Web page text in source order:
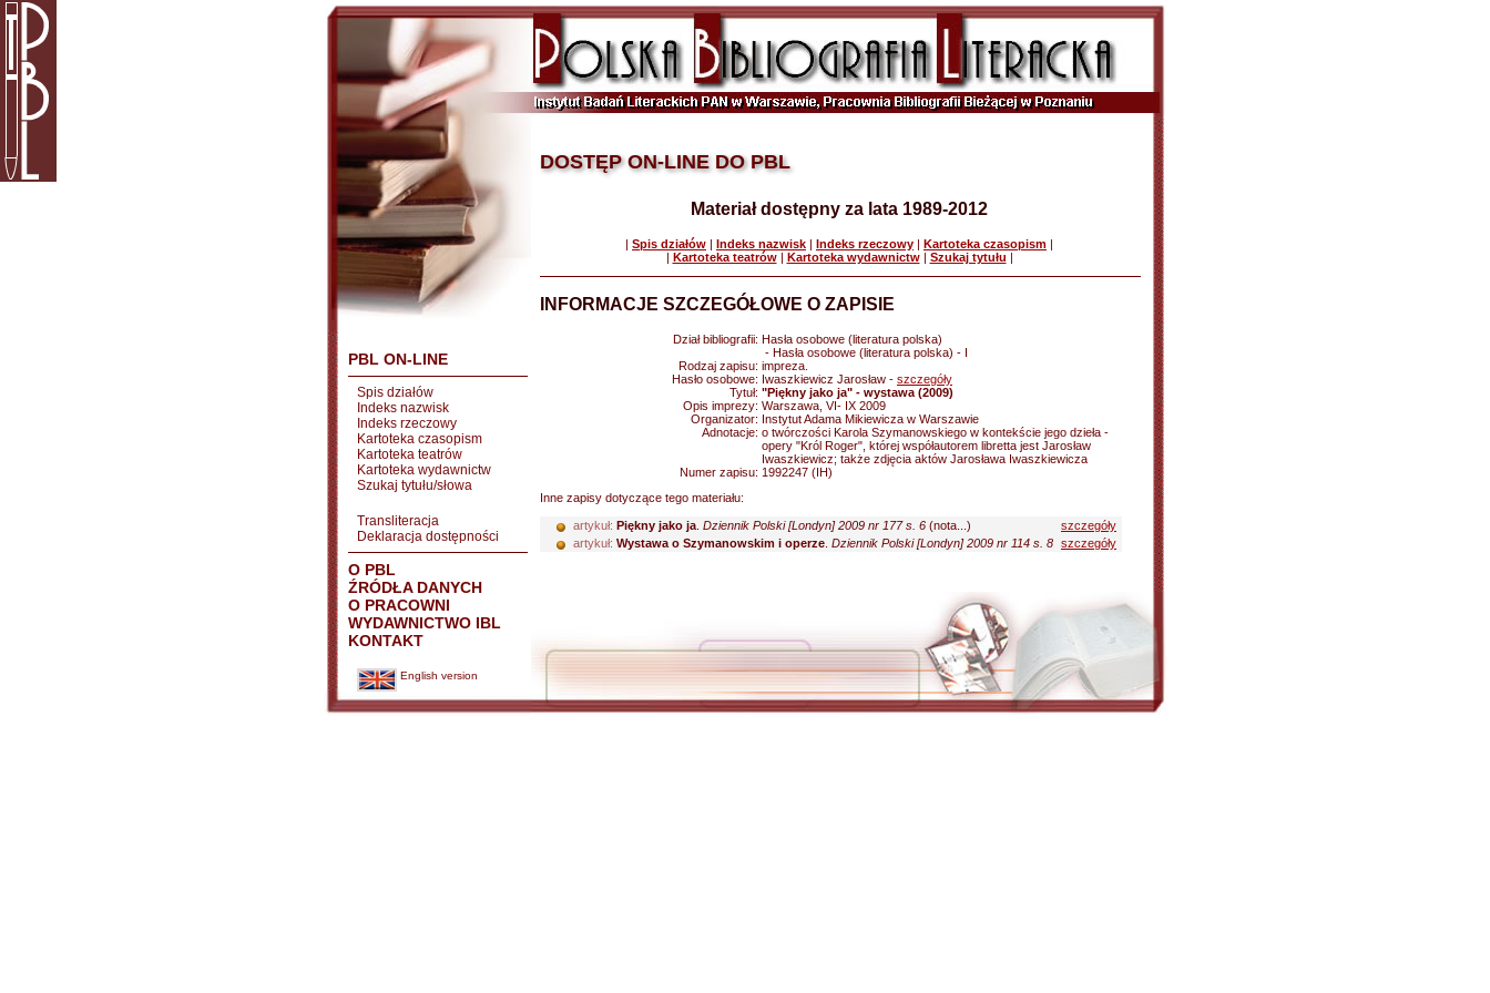
PBL ON-LINE
Spis działów
Indeks nazwisk
Indeks rzeczowy
Kartoteka czasopism
Kartoteka teatrów
Kartoteka wydawnictw
Szukaj tytułu/słowa
Transliteracja
Deklaracja dostępności
O PBL
ŹRÓDŁA DANYCH
O PRACOWNI
WYDAWNICTWO IBL
KONTAKT
English version
DOSTĘP ON-LINE DO PBL
Materiał dostępny za lata 1989-2012
| Spis działów | Indeks nazwisk | Indeks rzeczowy | Kartoteka czasopism |
| Kartoteka teatrów| Kartoteka wydawnictw| Szukaj tytułu |
INFORMACJE SZCZEGÓŁOWE O ZAPISIE
Dział bibliografii: Hasła osobowe (literatura polska)
- Hasła osobowe (literatura polska) - I
Rodzaj zapisu: impreza.
Hasło osobowe: Iwaszkiewicz Jarosław - szczegóły
Tytuł: "Piękny jako ja" - wystawa (2009)
Opis imprezy: Warszawa, VI- IX 2009
Organizator: Instytut Adama Mikiewicza w Warszawie
Adnotacje: o twórczości Karola Szymanowskiego w kontekście jego dzieła -
opery "Król Roger", której współautorem libretta jest Jarosław
Iwaszkiewicz; także zdjęcia aktów Jarosława Iwaszkiewicza
Numer zapisu: 1992247 (IH)
Inne zapisy dotyczące tego materiału:
artykuł: Piękny jako ja Dziennik Polski [Londyn] 2009 nr 177 s. 6 (nota...)
szczegóły
artykuł: Wystawa o Szymanowskim i operze Dziennik Polski [Londyn] 2009 nr 114 s. 8 szczegóły